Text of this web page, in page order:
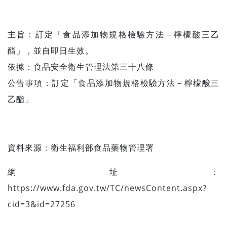
主旨：訂定「食品添加物規格檢驗方法－檸檬酸三乙
酯」，並自即日生效。
依據：食品安全衛生管理法第三十八條
公告事項：訂定「食品添加物規格檢驗方法－檸檬酸三
乙酯」
資料來源： 衛生福利部食品藥物管理署
網址：
https://www.fda.gov.tw/TC/newsContent.aspx?
cid=3&id=27256